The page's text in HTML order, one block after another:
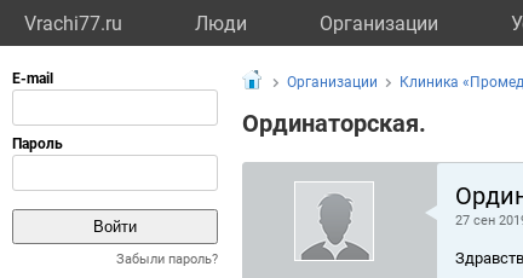
Vrachi77.ru Люди Организации
Забыли пароль?
Организации Клиника
Ординаторская.
27 сен